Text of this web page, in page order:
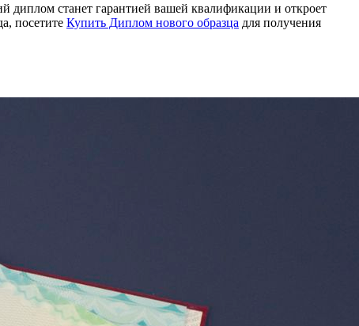
диплом станет гарантией вашей квалификации и откроет
посетите Купить Диплом нового образца для получения